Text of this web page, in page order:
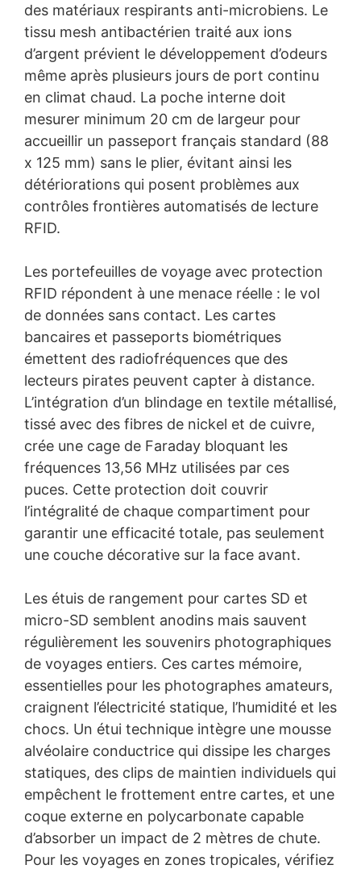
des matériaux respirants anti-microbiens. Le
tissu mesh antibactérien traité aux ions
d’argent prévient le développement d’odeurs
même après plusieurs jours de port continu
en climat chaud. La poche interne doit
mesurer minimum 20 cm de largeur pour
accueillir un passeport français standard (88
x 125 mm) sans le plier, évitant ainsi les
détériorations qui posent problèmes aux
contrôles frontières automatisés de lecture
RFID.
Les portefeuilles de voyage avec protection
RFID répondent à une menace réelle : le vol
de données sans contact. Les cartes
bancaires et passeports biométriques
émettent des radiofréquences que des
lecteurs pirates peuvent capter à distance.
L’intégration d’un blindage en textile métallisé,
tissé avec des fibres de nickel et de cuivre,
crée une cage de Faraday bloquant les
fréquences 13,56 MHz utilisées par ces
puces. Cette protection doit couvrir
l’intégralité de chaque compartiment pour
garantir une efficacité totale, pas seulement
une couche décorative sur la face avant.
Les étuis de rangement pour cartes SD et
micro-SD semblent anodins mais sauvent
régulièrement les souvenirs photographiques
de voyages entiers. Ces cartes mémoire,
essentielles pour les photographes amateurs,
craignent l’électricité statique, l’humidité et les
chocs. Un étui technique intègre une mousse
alvéolaire conductrice qui dissipe les charges
statiques, des clips de maintien individuels qui
empêchent le frottement entre cartes, et une
coque externe en polycarbonate capable
d’absorber un impact de 2 mètres de chute.
Pour les voyages en zones tropicales, vérifiez